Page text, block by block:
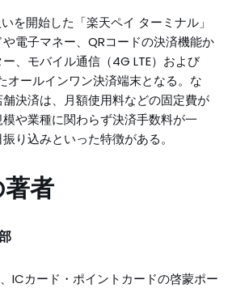
を開始した「楽天ペイ ターミナル」
電子マネー、QRコードの決済機能か
、モバイル通信（4G LTE）および
オールインワン決済端末となる。な
決済は、月額使用料などの固定費が
や業種に関わらず決済手数料が一
り込みといった特徴がある。
者
ICカード・ポイントカードの啓蒙ポー